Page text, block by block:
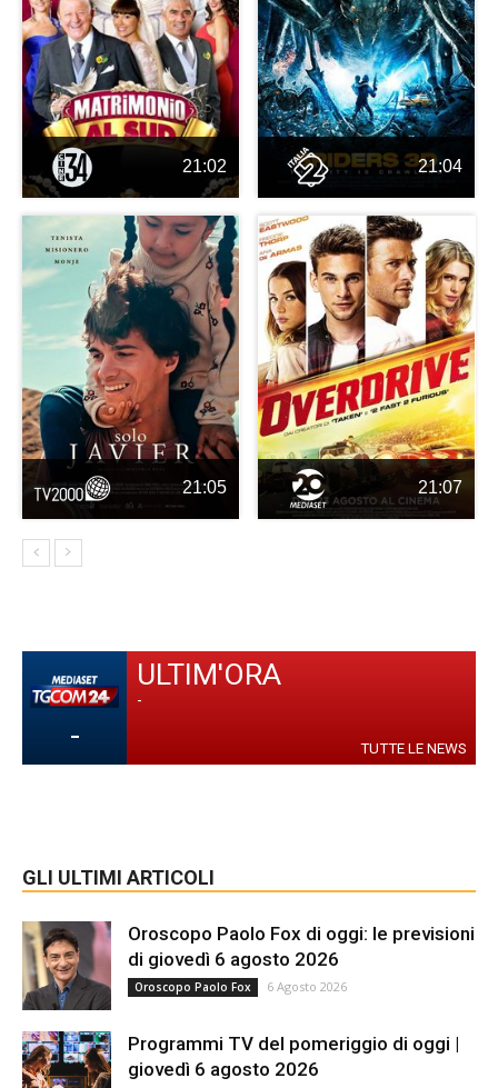
21:02 21:04
21:05 21:07
-
ULTIM'ORA
-
TUTTE LE NEWS
GLI ULTIMI ARTICOLI
Oroscopo Paolo Fox di oggi: le previsioni
di giovedì 6 agosto 2026
Oroscopo Paolo Fox 6 Agosto 2026
Programmi TV del pomeriggio di oggi |
giovedì 6 agosto 2026